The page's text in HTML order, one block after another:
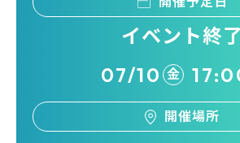
イベント終了
07/10 金
開催場所